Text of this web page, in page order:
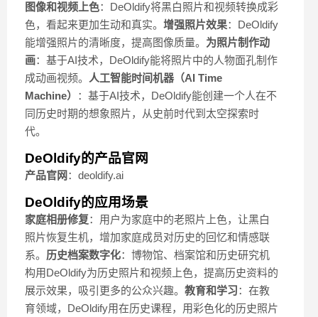
图像和视频上色：DeOldify将黑白照片和视频转换成彩
色，看起来更加生动和真实。 增强照片效果：DeOldify
能增强照片的清晰度，提高图像质量。 为照片制作动
画：基于AI技术，DeOldify能将照片中的人物面孔制作
成动画视频。
人工智能时间机器（AI Time
Machine）
：基于AI技术，DeOldify能创建一个人在不
同历史时期的想象照片，从史前时代到太空探索时
代。
DeOldify的产品官网
产品官网 ：deoldify.ai
DeOldify的应用场景
家庭相册修复：用户为家庭中的老照片上色，让黑白
照片恢复生机，增加家庭成员对历史的回忆和情感联
系。 历史档案数字化：博物馆、档案馆和历史研究机
构用DeOldify为历史照片和视频上色，提高历史资料的
展示效果，吸引更多的公众兴趣。 教育和学习：在教
育领域，DeOldify用在历史课程，用彩色化的历史照片